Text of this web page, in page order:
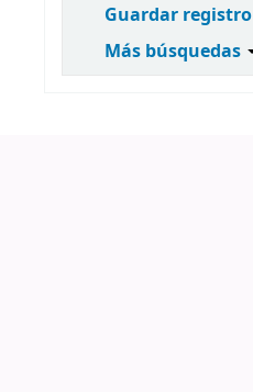
Guardar registro
Más búsquedas